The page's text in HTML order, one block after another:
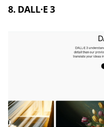
8. DALL·E 3